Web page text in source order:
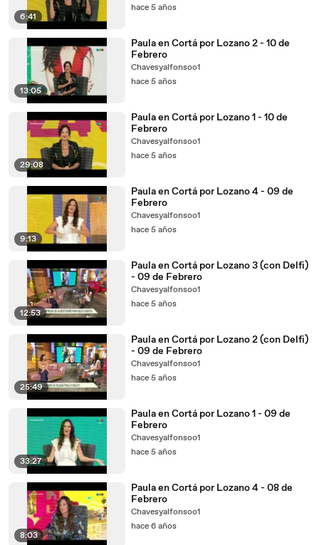
6:41
hace 5 años
13:05
Paula en Cortá por Lozano 2 - 10 de
Febrero
Chavesyalfonsoo1
hace 5 años
29:08
Paula en Cortá por Lozano 1 - 10 de
Febrero
Chavesyalfonsoo1
hace 5 años
9:13
Paula en Cortá por Lozano 4 - 09 de
Febrero
Chavesyalfonsoo1
hace 5 años
12:53
Paula en Cortá por Lozano 3 (con Delfi)
- 09 de Febrero
Chavesyalfonsoo1
hace 5 años
25:49
Paula en Cortá por Lozano 2 (con Delfi)
- 09 de Febrero
Chavesyalfonsoo1
hace 5 años
33:27
Paula en Cortá por Lozano 1 - 09 de
Febrero
Chavesyalfonsoo1
hace 5 años
8:03
Paula en Cortá por Lozano 4 - 08 de
Febrero
Chavesyalfonsoo1
hace 6 años